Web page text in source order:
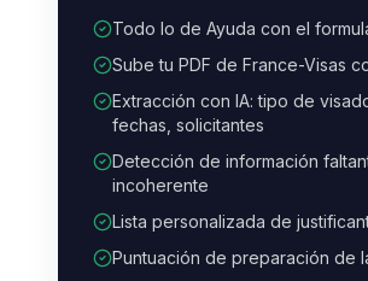
Todo lo de Ayuda con el
Sube tu PDF de France-Visas
Extracción con IA: tipo de
fechas, solicitantes
Detección de información
incoherente
Lista personalizada de
Puntuación de preparación de